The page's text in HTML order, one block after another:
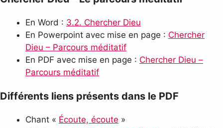
En Word : 3.2. Chercher Dieu
En Powerpoint avec mise en page : Chercher
Dieu – Parcours méditatif
En PDF avec mise en page : Chercher Dieu –
Parcours méditatif
Différents liens présents dans le PDF
Chant « Écoute, écoute »